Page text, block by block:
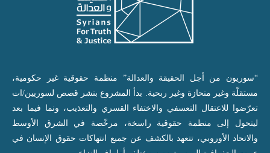
“سوريون من أجل الحقيقة والعدالة” منظمة حقوقية غير حكومية،
مستقلّة وغير منحازة وغير ربحية. بدأ المشروع بنشر قصص لسوريين/ات
تعرّضوا للاعتقال التعسفي والاختفاء القسري والتعذيب، ونما فيما بعد
ليتحول إلى منظمة حقوقية راسخة، مرخّصة في الشرق الأوسط
والاتحاد الأوروبي، تتعهد بالكشف عن جميع انتهاكات حقوق الإنسان في